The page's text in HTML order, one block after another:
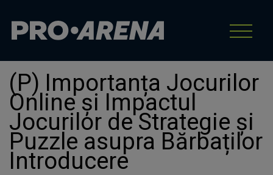
(P) Importanța Jocurilor
Online și Impactul
Jocurilor de Strategie și
Puzzle asupra Bărbaților
Introducere